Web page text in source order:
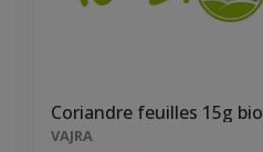
Coriandre feuilles 15g bio
VAJRA